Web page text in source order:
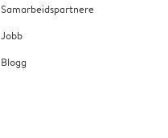
Samarbeidspartnere
Jobb
Blogg